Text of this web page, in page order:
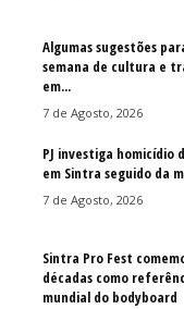
Algumas sugestões
semana de cultura e
em...
7 de Agosto, 2026
PJ investiga homicídio
em Sintra seguido da
7 de Agosto, 2026
Sintra Pro Fest
décadas como
mundial do bodyboard